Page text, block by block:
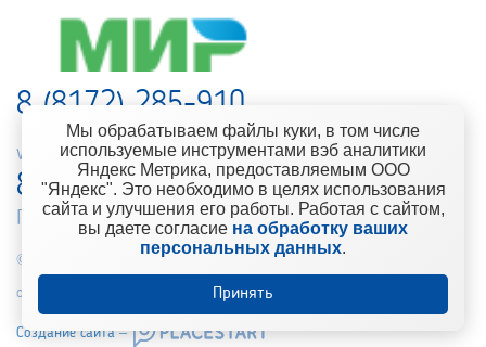
8 (8172) 285-910
web-support@kontinent.ru
8 900 501-25-53
Горячая линия интернет-магазина
© 2010-2021 Компания «Континент» Сеть магазинов строительно-
отделочных материалов
Создание сайта –
Мы обрабатываем файлы куки, в том числе
используемые инструментами вэб аналитики
Яндекс Метрика, предоставляемым ООО
"Яндекс". Это необходимо в целях использования
сайта и улучшения его работы. Работая с сайтом,
вы даете согласие на обработку ваших
персональных данных.
Принять